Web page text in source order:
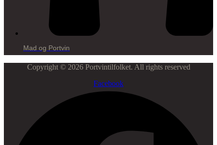
Mad og Portvin
Copyright © 2026 Portvintilfolket. All rights reserved
Facebook